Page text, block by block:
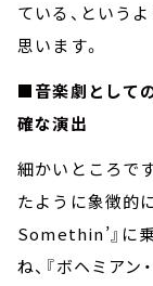
ている、という
思います。
■音楽劇として
確な演出
細かいところで
たように象徴的
Somethin’』に
ね、『ボヘミアン